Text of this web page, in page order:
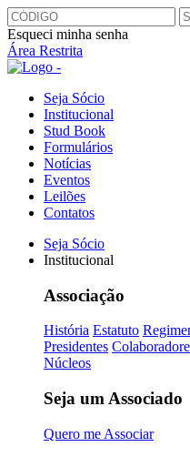
Esqueci minha senha
Área Restrita
Seja Sócio
Institucional
Stud Book
Formulários
Notícias
Eventos
Leilões
Contatos
Seja Sócio
Institucional
Associação
História Estatuto
Presidentes
Núcleos
Seja um Associado
Quero me Associar